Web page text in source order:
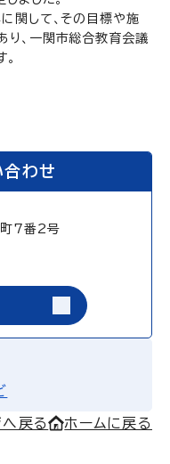
関して、その目標や施
り、一関市総合教育会議
合わせ
7番2号
へ戻る ホームに戻る